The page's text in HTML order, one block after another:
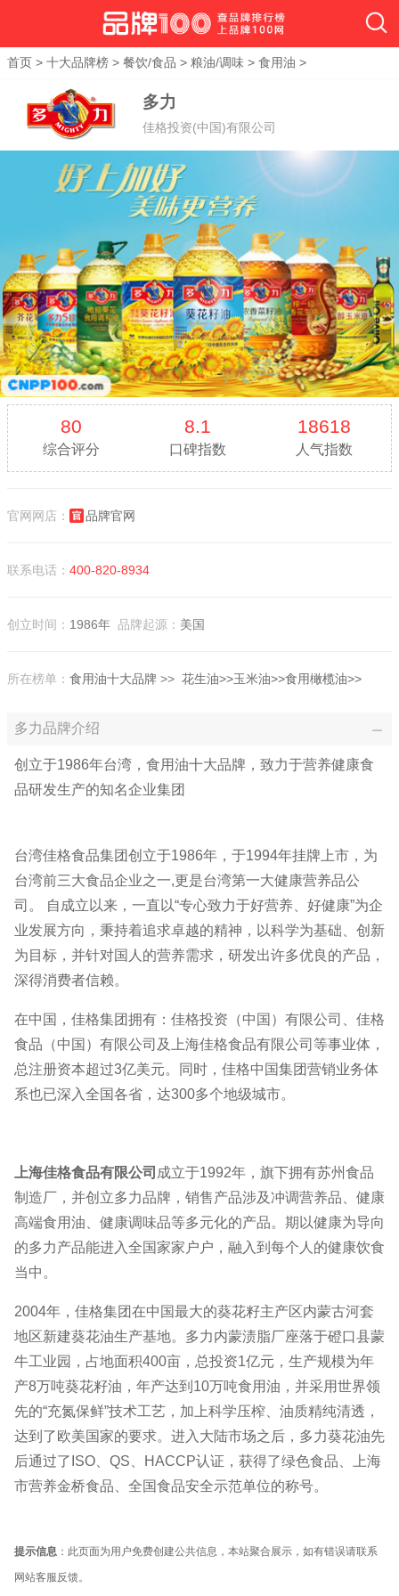
首页 > 十大品牌榜 > 餐饮/食品 > 粮油/调味 > 食用油 >
多力
佳格投资(中国)有限公司
80
综合评分
8.1
口碑指数
18618
人气指数
官网网店： 品牌官网
联系电话： 400-820-8934
创立时间： 1986年 品牌起源： 美国
所在榜单： 食用油十大品牌 >> 花生油>>玉米油>>食用橄榄油>>
多力品牌介绍
创立于1986年台湾，食用油十大品牌，致力于营养健康食
品研发生产的知名企业集团
台湾佳格食品集团创立于1986年，于1994年挂牌上市，为
台湾前三大食品企业之一,更是台湾第一大健康营养品公
司。 自成立以来，一直以“专心致力于好营养、好健康”为企
业发展方向，秉持着追求卓越的精神，以科学为基础、创新
为目标，并针对国人的营养需求，研发出许多优良的产品，
深得消费者信赖。
在中国，佳格集团拥有：佳格投资（中国）有限公司、佳格
食品（中国）有限公司及上海佳格食品有限公司等事业体，
总注册资本超过3亿美元。同时，佳格中国集团营销业务体
系也已深入全国各省，达300多个地级城市。
上海佳格食品有限公司 成立于1992年，旗下拥有苏州食品
制造厂，并创立多力品牌，销售产品涉及冲调营养品、健康
高端食用油、健康调味品等多元化的产品。期以健康为导向
的多力产品能进入全国家家户户，融入到每个人的健康饮食
当中。
2004年，佳格集团在中国最大的葵花籽主产区内蒙古河套
地区新建葵花油生产基地。多力内蒙渍脂厂座落于磴口县蒙
牛工业园，占地面积400亩，总投资1亿元，生产规模为年
产8万吨葵花籽油，年产达到10万吨食用油，并采用世界领
先的“充氮保鲜”技术工艺，加上科学压榨、油质精纯清透，
达到了欧美国家的要求。进入大陆市场之后，多力葵花油先
后通过了ISO、QS、HACCP认证，获得了绿色食品、上海
市营养金桥食品、全国食品安全示范单位的称号。
提示信息 ：此页面为用户免费创建公共信息，本站聚合展示，如有错误请联系
网站客服反馈。